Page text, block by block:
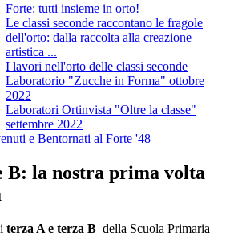
Forte: tutti insieme in orto!
Le classi seconde raccontano le fragole
dell'orto: dalla raccolta alla creazione
artistica ...
I lavori nell'orto delle classi seconde
Laboratorio "Zucche in Forma" ottobre
2022
Laboratori Ortinvista "Oltre la classe"
settembre 2022
e Bentornati al Forte '48
B: la nostra prima volta
terza A e terza B della Scuola Primaria